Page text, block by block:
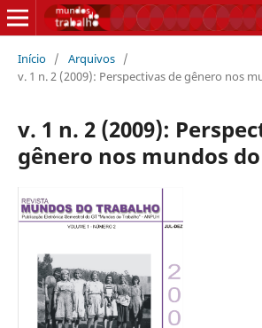
Início / Arquivos /
v. 1 n. 2 (2009): Perspectivas de gênero nos
v. 1 n. 2 (2009):
gênero nos mundos